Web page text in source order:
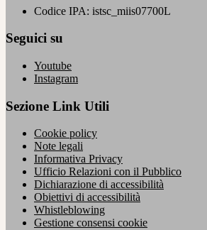
Codice IPA: istsc_miis07700L
Seguici su
Youtube
Instagram
Sezione Link Utili
Cookie policy
Note legali
Informativa Privacy
Ufficio Relazioni con il Pubblico
Dichiarazione di accessibilità
Obiettivi di accessibilità
Whistleblowing
Gestione consensi cookie